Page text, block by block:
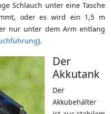
Schlauch unter eine Tasche
oder es wird ein 1,5 m
nur unter dem Arm entlang
).
Der
Akkutank
Der
Akkubehälter